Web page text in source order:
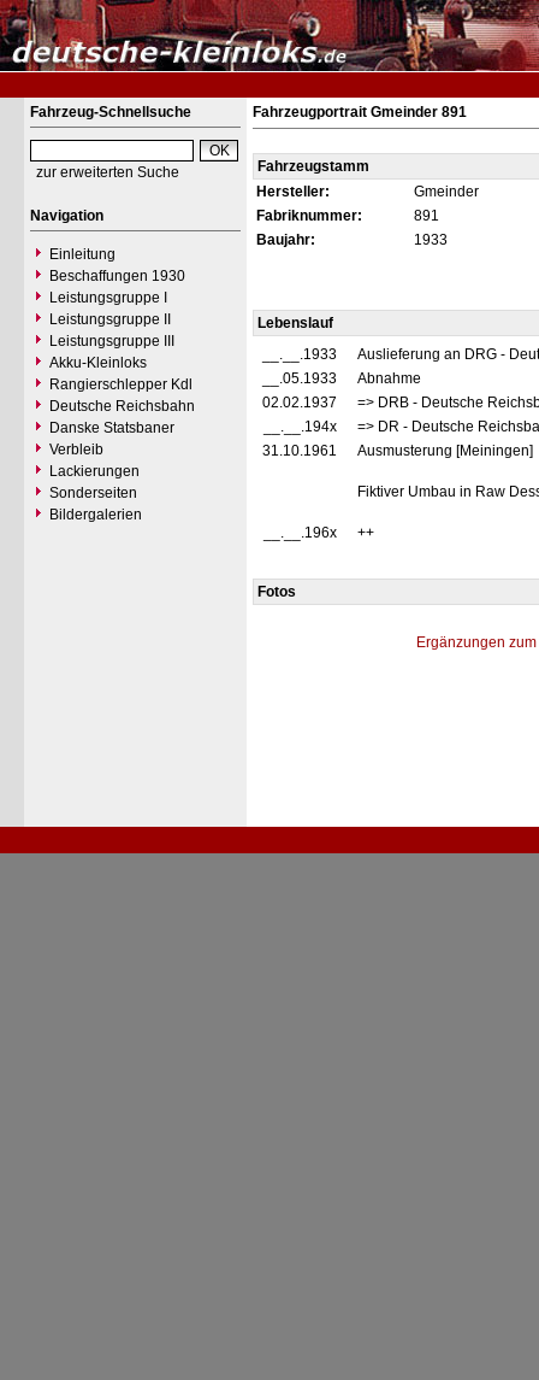
Fahrzeug-Schnellsuche
zur erweiterten Suche
Navigation
Einleitung
Beschaffungen 1930
Leistungsgruppe I
Leistungsgruppe II
Leistungsgruppe III
Akku-Kleinloks
Rangierschlepper Kdl
Deutsche Reichsbahn
Danske Statsbaner
Verbleib
Lackierungen
Sonderseiten
Bildergalerien
Fahrzeugportrait Gmeinder 891
Fahrzeugstamm
Hersteller:
Gmeinder
Fabriknummer:
891
Baujahr:
1933
Lebenslauf
__.__.1933
Auslieferung an DRG -
__.05.1933
Abnahme
02.02.1937
=> DRB - Deutsche
__.__.194x
=> DR - Deutsche
31.10.1961
Ausmusterung [Meiningen]
Fiktiver Umbau in Raw
__.__.196x ++
Fotos
Ergänzungen